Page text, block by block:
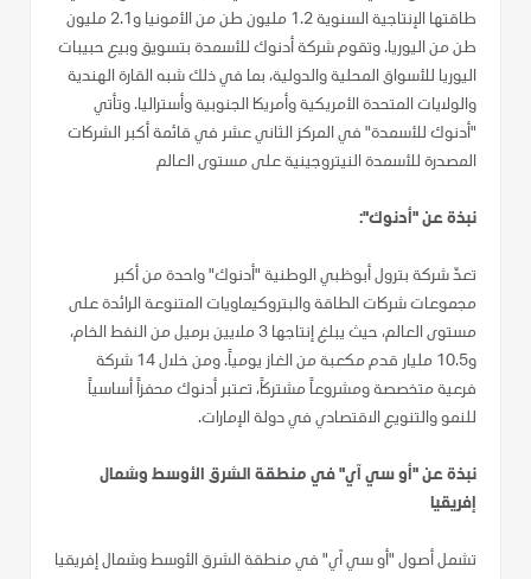
طاقتها الإنتاجية السنوية 1.2 مليون طن من الأمونيا و2.1 مليون
طن من اليوريا. وتقوم شركة أدنوك للأسمدة بتسويق وبيع حبيبات
اليوريا للأسواق المحلية والدولية، بما في ذلك شبه القارة الهندية
والولايات المتحدة الأمريكية وأمريكا الجنوبية وأستراليا. وتأتي
"أدنوك للأسمدة" في المركز الثاني عشر في قائمة أكبر الشركات
المصدرة للأسمدة النيتروجينية على مستوى العالم
نبذة عن "أدنوك":
تعدّ شركة بترول أبوظبي الوطنية "أدنوك" واحدة من أكبر
مجموعات شركات الطاقة والبتروكيماويات المتنوعة الرائدة على
مستوى العالم، حيث يبلغ إنتاجها 3 ملايين برميل من النفط الخام،
و10.5 مليار قدم مكعبة من الغاز يومياً. ومن خلال 14 شركة
فرعية متخصصة ومشروعاً مشتركاً، تعتبر أدنوك محفزاً أساسياً
للنمو والتنويع الاقتصادي في دولة الإمارات.
نبذة عن "أو سي آي" في منطقة الشرق الأوسط وشمال
إفريقيا
تشمل أصول "أو سي آي" في منطقة الشرق الأوسط وشمال إفريقيا